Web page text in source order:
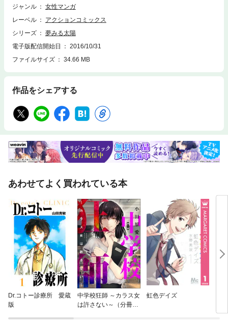
ジャンル
女性マンガ
レーベル
アクションコミックス
シリーズ
夢みる太陽
電子版配信開始日
2016/10/31
ファイルサイズ
34.66 MB
作品をシェアする
あわせてよく買われている本
Dr.コトー診療所 愛蔵
版
中学校狂師 ～カラス女
は許さない～（分冊
虹色デイズ